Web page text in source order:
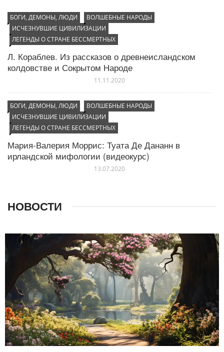
Управление через строения (зиккураты, мавзолеи,
пирамиды)
БОГИ, ДЕМОНЫ, ЛЮДИ
ВОЛШЕБНЫЕ НАРОДЫ
ИСЧЕЗНУВШИЕ ЦИВИЛИЗАЦИИ
ЛЕГЕНДЫ О СТРАНЕ БЕССМЕРТНЫХ
Л. Кораблев. Из рассказов о древнеисландском
колдовстве и Сокрытом Народе
11.11.2020
БОГИ, ДЕМОНЫ, ЛЮДИ
ВОЛШЕБНЫЕ НАРОДЫ
ИСЧЕЗНУВШИЕ ЦИВИЛИЗАЦИИ
ЛЕГЕНДЫ О СТРАНЕ БЕССМЕРТНЫХ
Мария-Валерия Моррис: Туата Де Дананн в
ирландской мифологии (видеокурс)
13.07.2020
НОВОСТИ